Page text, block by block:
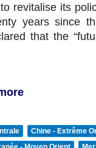
revitalise its
years since
that the
Chine - Extrême